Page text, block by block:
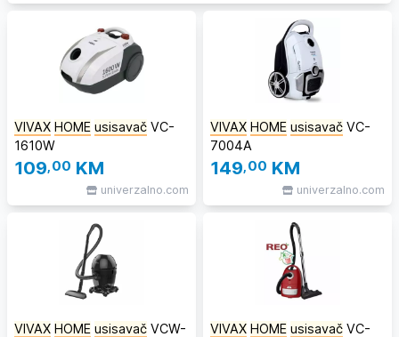
VIVAX HOME usisavač VC-
1610W
109,00 KM
univerzalno.com
VIVAX HOME usisavač VC-
7004A
149,00 KM
univerzalno.com
VIVAX HOME usisavač VCW-
VIVAX HOME usisavač VC-